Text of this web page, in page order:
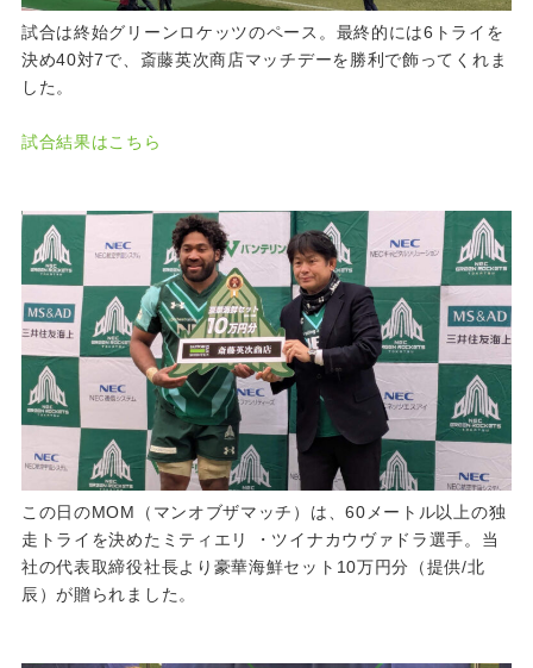
試合は終始グリーンロケッツのペース。最終的には6トライを
決め40対7で、斎藤英次商店マッチデーを勝利で飾ってくれま
した。
試合結果はこちら
この日のMOM（マンオブザマッチ）は、60メートル以上の独
走トライを決めたミティエリ ・ツイナカウヴァドラ選手。当
社の代表取締役社長より豪華海鮮セット10万円分（提供/北
辰）が贈られました。